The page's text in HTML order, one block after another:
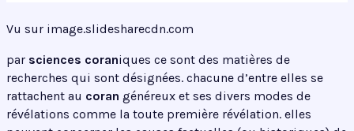
Vu sur image.slidesharecdn.com
par sciences coraniques ce sont des matières de
recherches qui sont désignées. chacune d’entre elles se
rattachent au coran généreux et ses divers modes de
révélations comme la toute première révélation. elles